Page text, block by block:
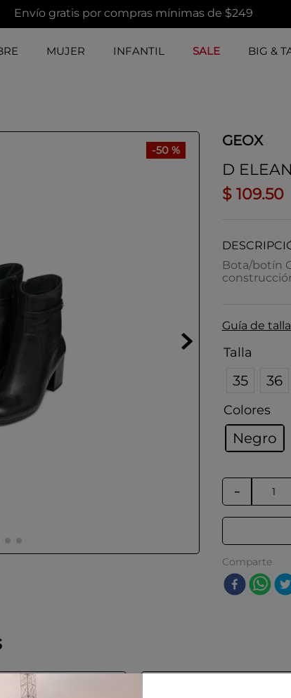
Envío gratis por compras mínimas de $249
MUJER INFANTIL SALE BIG &
-50 %
GEOX
D
$ 109.50
Bota/botín
Guía de
Talla
35 36
Colores
Negro
－
Comparte